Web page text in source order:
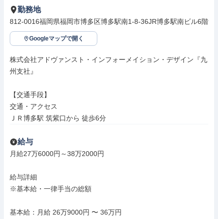
勤務地
812-0016福岡県福岡市博多区博多駅南1-8-36JR博多駅南ビル6階
Googleマップで開く
株式会社アドヴァンスト・インフォーメイション・デザイン『九
州支社』
【交通手段】
交通・アクセス
ＪＲ博多駅 筑紫口から 徒歩6分
給与
月給27万6000円～38万2000円
給与詳細
※基本給・一律手当の総額
基本給：月給 26万9000円 〜 36万円